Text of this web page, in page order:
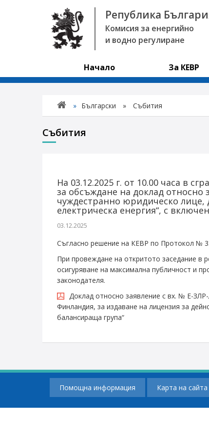
Република
Комисия за енергийно
и водно регулиране
Начало За КЕВР
» Български » Събития
Събития
На 03.12.2025 г. от 10.00 часа в
за обсъждане на доклад
чуждестранно юридическо лице,
електрическа енергия“, с
03.12.2025
Съгласно решение на КЕВР по Протокол №
При провеждане на откритото заседание в
осигуряване на максимална публичност и
законодателя.
Доклад относно заявление с вх. № Е-
Финландия, за издаване на лицензия за
балансираща група“
Помощна информация Карта на сайта